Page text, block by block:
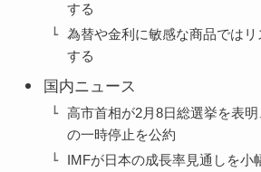
する
為替や金利に敏感な商品では
する
国内ニュース
高市首相が2月8日総選挙を表
の一時停止を公約
IMFが日本の成長率見通しを小